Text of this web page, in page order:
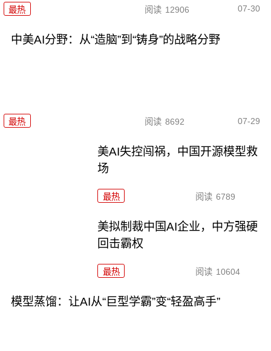
最热 阅读 12906 07-30
中美AI分野：从“造脑”到“铸身”的战略分野
最热 阅读 8692 07-29
美AI失控闯祸，中国开源模型救
场
最热 阅读 6789
美拟制裁中国AI企业，中方强硬
回击霸权
最热 阅读 10604
模型蒸馏：让AI从“巨型学霸”变“轻盈高手”